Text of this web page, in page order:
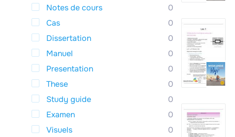
Notes de cours
0
Cas
0
Dissertation
0
Manuel
0
Presentation
0
These
0
Study guide
0
Examen
0
Visuels
0